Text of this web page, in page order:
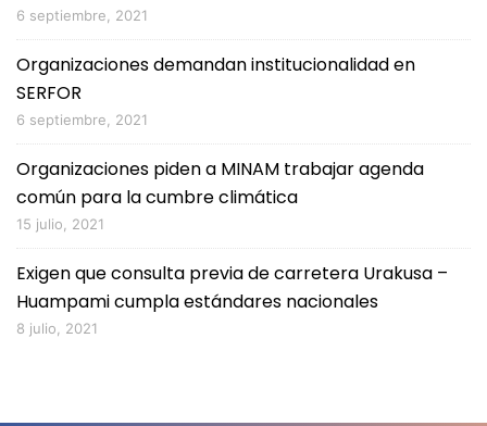
6 septiembre, 2021
Organizaciones demandan institucionalidad en
SERFOR
6 septiembre, 2021
Organizaciones piden a MINAM trabajar agenda
común para la cumbre climática
15 julio, 2021
Exigen que consulta previa de carretera Urakusa –
Huampami cumpla estándares nacionales
8 julio, 2021